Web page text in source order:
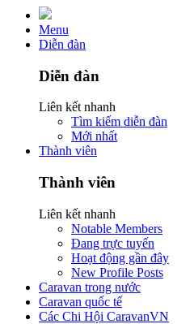
Menu
Diễn đàn
Diễn đàn
Liên kết nhanh
Tìm kiếm diễn đàn
Mới nhất
Thành viên
Thành viên
Liên kết nhanh
Notable Members
Đang trực tuyến
Hoạt động gần đây
New Profile Posts
Caravan trong nước
Caravan quốc tế
Các Chi Hội CaravanVN